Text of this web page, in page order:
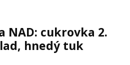
NAD: cukrovka 2.
hnedý tuk